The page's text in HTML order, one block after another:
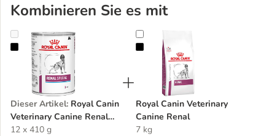
Kombinieren Sie es mit
Royal Canin Veterinary Canine Renal Special Mousse
Dieser Artikel: Royal Canin
Veterinary Canine Renal
Special Mousse
12 x 410 g
Royal Canin Veterinary Canine Renal
Royal Canin Veterinary
Canine Renal
7 kg